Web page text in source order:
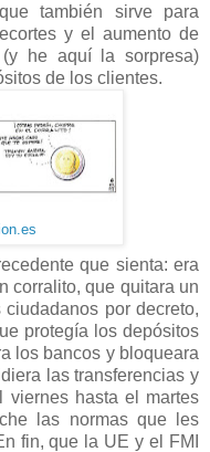
también sirve para
y el aumento de
he aquí la sorpresa)
de los clientes.
que sienta: era
corralito, que quitara un
por decreto,
protegía los depósitos
los bancos y bloqueara
las transferencias y
viernes hasta el martes
las normas que les
fin, que la UE y el FMI